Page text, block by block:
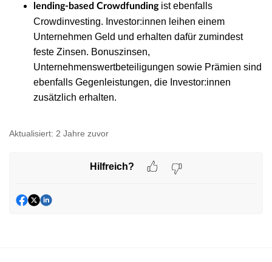
lending-based Crowdfundingist ebenfalls
Crowdinvesting. Investor:innen leihen einem
Unternehmen Geld und erhalten dafür zumindest
feste Zinsen. Bonuszinsen,
Unternehmenswertbeteiligungen sowie Prämien sind
ebenfalls Gegenleistungen, die Investor:innen
zusätzlich erhalten.
Aktualisiert: 2 Jahre zuvor
Hilfreich?